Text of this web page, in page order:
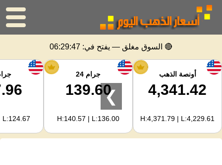
الرئيسية
سعر الذهب
اسعار الفضه
حاسبة الذهب
🔴 السوق مغلق — يفتح في: 06:29:47
أونصة الذهب
4,341.42
H:4,371.79 | L:4,229.61
جرام 24
139.60
H:140.57 | L:136.00
L:124.67
❯